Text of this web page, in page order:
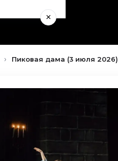
×
Пиковая дама (3 июля 2026)